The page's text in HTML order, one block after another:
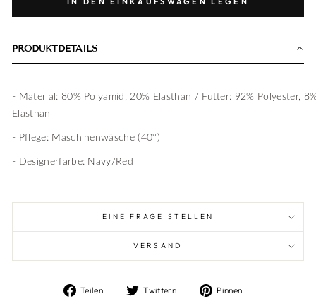
PRODUKTDETAILS
- Material: 80% Polyamid, 20% Elasthan / Futter: 92% Polyester,
Elasthan
- Pflege: Maschinenwäsche (40°)
- Designerfarbe: Navy/Red
EINE FRAGE STELLEN
VERSAND
Teilen
Auf
Twittern
Auf
Pinnen